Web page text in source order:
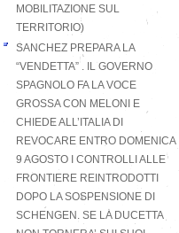
MOBILITAZIONE SUL
TERRITORIO)
SANCHEZ PREPARA LA
“VENDETTA” . IL GOVERNO
SPAGNOLO FA LA VOCE
GROSSA CON MELONI E
CHIEDE ALL’ITALIA DI
REVOCARE ENTRO DOMENICA
9 AGOSTO I CONTROLLI ALLE
FRONTIERE REINTRODOTTI
DOPO LA SOSPENSIONE DI
SCHENGEN. SE LA DUCETTA